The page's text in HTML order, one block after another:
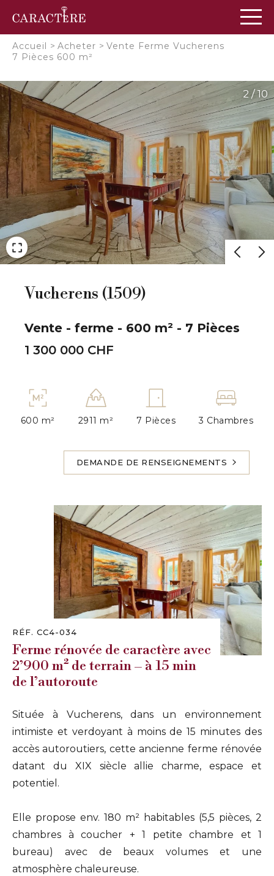
Accueil > Acheter > Vente Ferme Vucherens
7 Pièces 600 m²
2 / 10
Vucherens (1509)
Vente - ferme - 600 m² - 7 Pièces
1 300 000 CHF
600 m² 2911 m² 7 Pièces 3 Chambres
DEMANDE DE RENSEIGNEMENTS
RÉF. CC4-034
Ferme rénovée de caractère avec
2’900 m² de terrain – à 15 min
de l’autoroute
Située à Vucherens, dans un environnement
intimiste et verdoyant à moins de 15 minutes des
accès autoroutiers, cette ancienne ferme rénovée
datant du XIX siècle allie charme, espace et
potentiel.
Elle propose env. 180 m² habitables (5,5 pièces, 2
chambres à coucher + 1 petite chambre et 1
bureau) avec de beaux volumes et une
atmosphère chaleureuse.
Panneau de gestion des cookies